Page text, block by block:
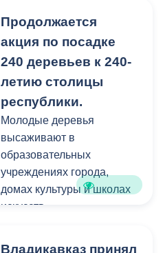
своевременное
выполнение работ по
восстановлению
благоустройства мест
разрытий после
ремонтных работ.
В настоящее время
энергетическая компания
заключила договоры с
Продолжается
акция по посадке
240 деревьев к 240-
летию столицы
республики.
Молодые деревья
высаживают в
образовательных
учреждениях города,
домах культуры и школах
искусств.
Владикавказ принял